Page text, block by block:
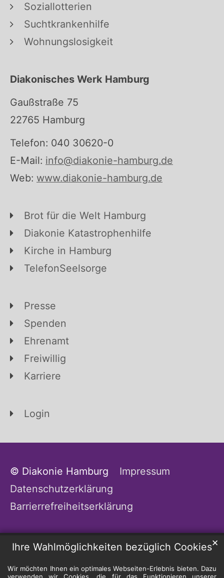
Ihre Wahlmöglichkeiten bezüglich Cookies
Wir möchten Ihnen ein optimales Webseiten-Erlebnis bieten. Dazu
verwenden wir Cookies, die für das Funktionieren unserer
✕
Soziallotterien
Suchtkrankenhilfe
Wohnungslosigkeit
Diakonisches Werk Hamburg
Gaußstraße 75
22765 Hamburg
Telefon: 040 30620-0
E-Mail: info@diakonie-hamburg.de
Web: www.diakonie-hamburg.de
Brot für die Welt Hamburg
Diakonie Katastrophenhilfe
Kirche in Hamburg
TelefonSeelsorge
Presse
Spenden
Ehrenamt
Freiwillig
Karriere
Login
© Diakonie Hamburg
Impressum
Datenschutzerklärung
Barrierrefreiheitserklärung